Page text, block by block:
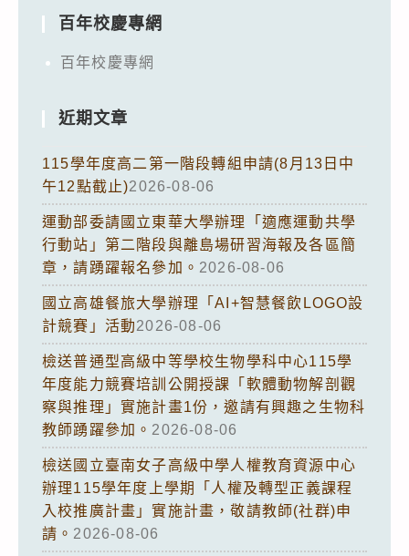
百年校慶專網
百年校慶專網
近期文章
115學年度高二第一階段轉組申請(8月13日中
午12點截止)2026-08-06
運動部委請國立東華大學辦理「適應運動共學
行動站」第二階段與離島場研習海報及各區簡
章，請踴躍報名參加。 2026-08-06
國立高雄餐旅大學辦理「AI+智慧餐飲LOGO設
計競賽」活動2026-08-06
檢送普通型高級中等學校生物學科中心115學
年度能力競賽培訓公開授課「軟體動物解剖觀
察與推理」實施計畫1份，邀請有興趣之生物科
教師踴躍參加。 2026-08-06
檢送國立臺南女子高級中學人權教育資源中心
辦理115學年度上學期「人權及轉型正義課程
入校推廣計畫」實施計畫，敬請教師(社群)申
請。 2026-08-06